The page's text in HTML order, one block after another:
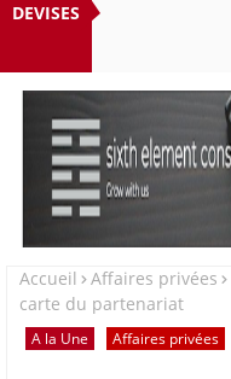
DEVISES
Accueil Affaires privées
carte du partenariat
A la Une Affaires privées